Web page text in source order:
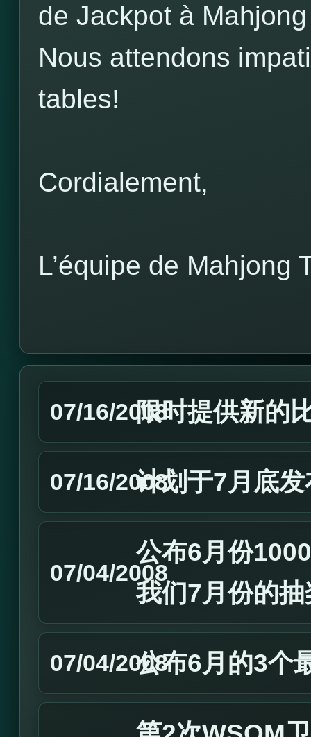
de Jackpot à
Nous attendons
tables!
Cordialement,
L’équipe de Mahjong
07/16/2008限时提供新的
07/16/2008计划于7月底
07/04/2008
公布6月份
我们7月份的
07/04/2008公布6月的3个